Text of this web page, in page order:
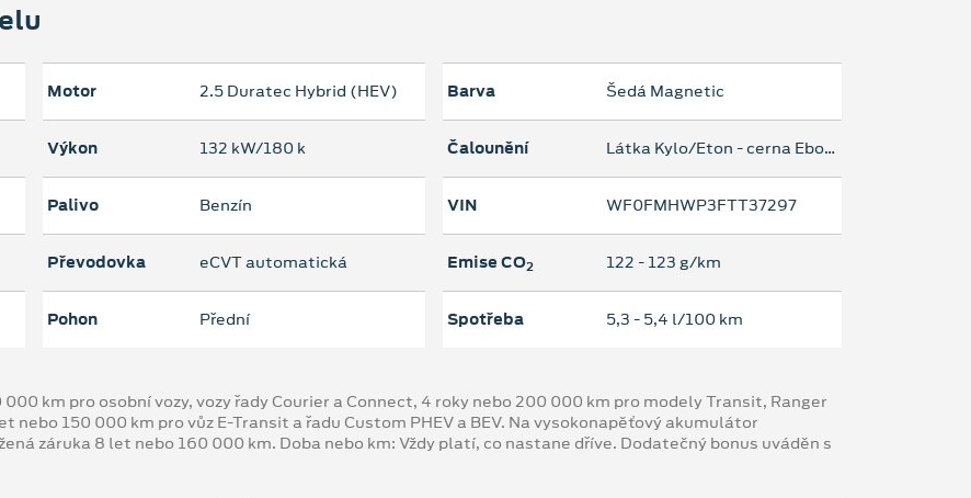
Motor 2.5 Duratec Hybrid (HEV)
Výkon 132 kW/180 k
Palivo Benzín
Převodovka eCVT automatická
Pohon Přední
Barva Šedá Magnetic
Čalounění Látka Kylo/Eton - cerna Ebony
VIN WF0FMHWP3FTT37297
Emise CO2 122 ‐ 123 g/km
Spotřeba 5,3 ‐ 5,4 l/100 km
km pro osobní vozy, vozy řady Courier a Connect, 4 roky nebo 200 000 km pro modely Transit, Ranger
nebo 150 000 km pro vůz E-Transit a řadu Custom PHEV a BEV. Na vysokonapěťový akumulátor
záruka 8 let nebo 160 000 km. Doba nebo km: Vždy platí, co nastane dříve. Dodatečný bonus uváděn s